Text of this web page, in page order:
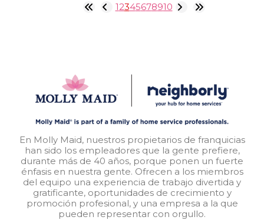
12345678910
En Molly Maid, nuestros propietarios de franquicias
han sido los empleadores que la gente prefiere,
durante más de 40 años, porque ponen un fuerte
énfasis en nuestra gente. Ofrecen a los miembros
del equipo una experiencia de trabajo divertida y
gratificante, oportunidades de crecimiento y
promoción profesional, y una empresa a la que
pueden representar con orgullo.